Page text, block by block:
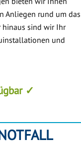
Anliegen rund um das
hinaus sind wir Ihr
und
✓